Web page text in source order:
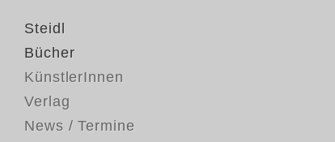
Steidl
Bücher
KünstlerInnen
Verlag
News / Termine